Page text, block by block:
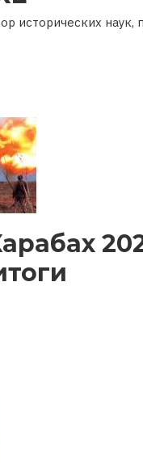
исторических наук,